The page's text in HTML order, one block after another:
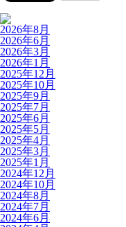
2026年8月
2026年6月
2026年3月
2026年1月
2025年12月
2025年10月
2025年9月
2025年7月
2025年6月
2025年5月
2025年4月
2025年3月
2025年1月
2024年12月
2024年10月
2024年8月
2024年7月
2024年6月